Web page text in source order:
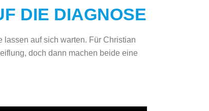
DIE DIAGNOSE
lassen auf sich warten. Für Christian
doch dann machen beide eine